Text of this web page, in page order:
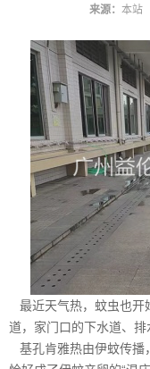
来源： 本站
最近天气热，蚊虫也开
道，家门口的下水道、排
基孔肯雅热由伊蚊传播